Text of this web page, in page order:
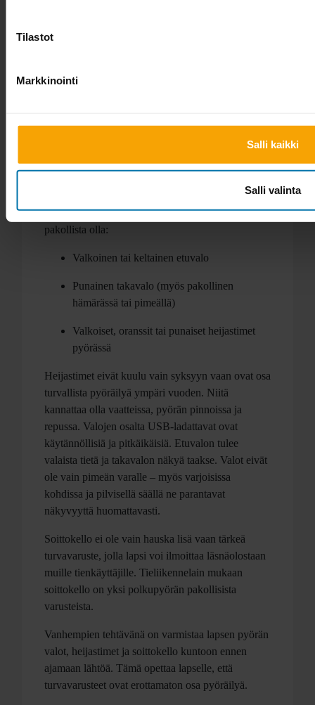
Tilastot
Markkinointi
Salli kaikki
Salli valinta
kannattaa tarkistaa säännöllisesti ja uusia se aina
näkyisi, iskun suojakyky on heikentynyt. Kypärä
Näkyvyys liikenteessä on ensiarvoisen tärkeää
helposti piiloon isompien ajoneuvojen taakse.
Uuden tieliikennelain mukaan pyörässä on
pakollista olla:
Valkoinen tai keltainen etuvalo
Punainen takavalo (myös pakollinen
hämärässä tai pimeällä)
Valkoiset, oranssit tai punaiset heijastimet
pyörässä
Heijastimet eivät kuulu vain syksyyn vaan ovat osa
turvallista pyöräilyä ympäri vuoden. Niitä
kannattaa olla vaatteissa, pyörän pinnoissa ja
repussa. Valojen osalta USB-ladattavat ovat
käytännöllisiä ja pitkäikäisiä. Etuvalon tulee
valaista tietä ja takavalon näkyä taakse. Valot eivät
ole vain pimeän varalle – myös varjoisissa
kohdissa ja pilvisellä säällä ne parantavat
näkyvyyttä huomattavasti.
Soittokello ei ole vain hauska lisä vaan tärkeä
turvavaruste, jolla lapsi voi ilmoittaa läsnäolostaan
muille tienkäyttäjille. Tieliikennelain mukaan
soittokello on yksi polkupyörän pakollisista
varusteista.
Vanhempien tehtävänä on varmistaa lapsen pyörän
valot, heijastimet ja soittokello kuntoon ennen
ajamaan lähtöä. Tämä opettaa lapselle, että
turvavarusteet ovat erottamaton osa pyöräilyä.